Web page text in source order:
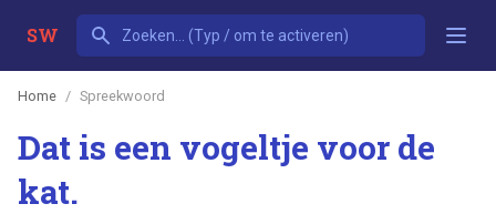
SW
Home Spreekwoord
Dat is een vogeltje voor de
kat.